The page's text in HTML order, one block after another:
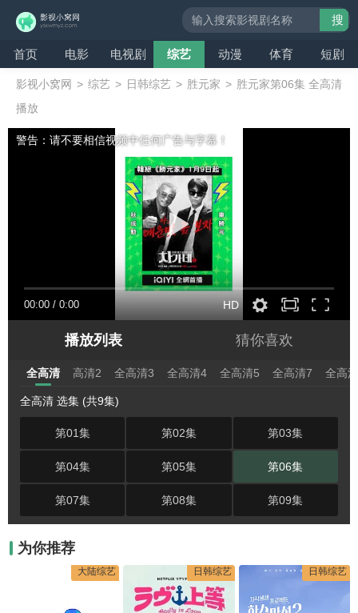
首页 电影 电视剧 综艺 动漫 体育 短剧
搜
影视小窝网 > 综艺 > 日韩综艺 > 胜元家 > 胜元家第06集 全高清
播放
00:00 / 0:00 HD
警告：请不要相信视频中任何广告与字幕！
播放列表 猜你喜欢
全高清 高清2 全高清3 全高清4 全高清5 全高清7 全高
全高清 选集 (共9集)
第01集 第02集 第03集
第04集 第05集 第06集
第07集 第08集 第09集
为你推荐
大陆综艺 日韩综艺 日韩综艺